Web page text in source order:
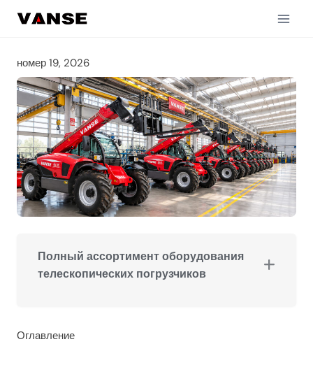
номер 19, 2026
Полный ассортимент оборудования
телескопических погрузчиков
Оглавление